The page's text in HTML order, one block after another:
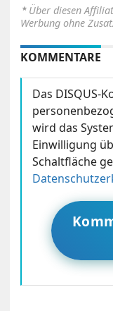
⋆ Über diesen
Werbung ohne
KOMMENTARE
Das DISQUS-
wird das
Einwilligung
Schaltfläche